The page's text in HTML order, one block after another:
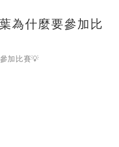
海拔約在2450~2700公尺，
是從清境走力行產業道路抵
為什麼要參加比
加比賽💡